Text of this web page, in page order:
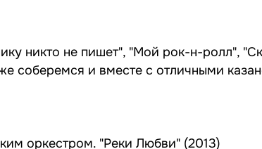
никто не пишет", "Мой рок-н-ролл",
соберемся и вместе с отличными
оркестром. "Реки Любви" (2013)